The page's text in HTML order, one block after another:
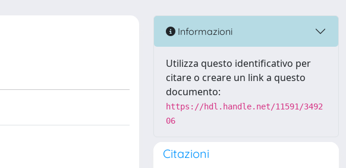
Informazioni
Utilizza questo identificativo per
citare o creare un link a questo
documento:
https://hdl.handle.net/11591/3492
06
Citazioni